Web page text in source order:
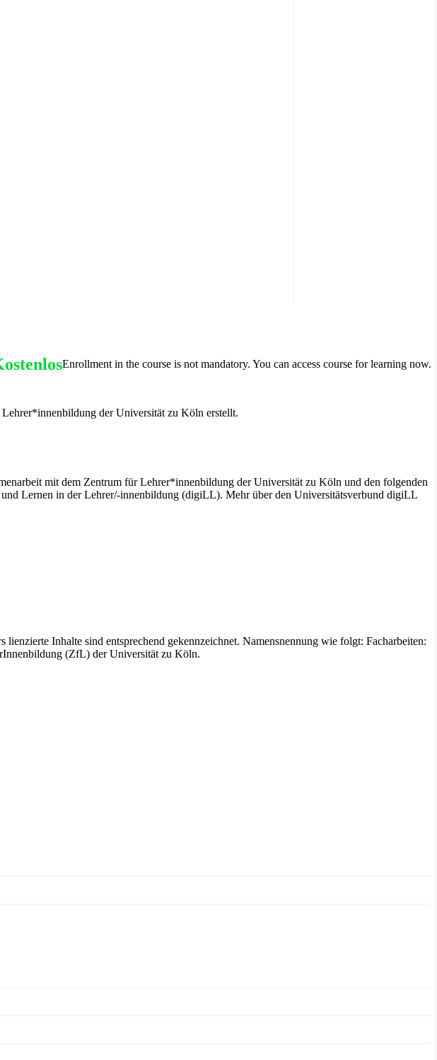
Enrollment in the course is not mandatory. You can access course for learning now.
der Universität zu Köln erstellt.
mit dem Zentrum für Lehrer*innenbildung der Universität zu Köln und den folgenden
Lernen in der Lehrer/-innenbildung (digiLL). Mehr über den Universitätsverbund digiLL
Inhalte sind entsprechend gekennzeichnet. Namensnennung wie folgt: Facharbeiten:
(ZfL) der Universität zu Köln.